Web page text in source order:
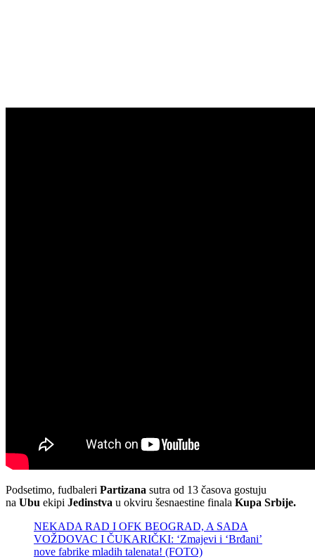
Podsetimo, fudbaleri Partizana sutra od 13 časova gostuju
na Ubu ekipi Jedinstva u okviru šesnaestine finala Kupa Srbije.
NEKADA RAD I OFK BEOGRAD, A SADA
VOŽDOVAC I ČUKARIČKI: ‘Zmajevi i ‘Brđani’
nove fabrike mladih talenata! (FOTO)